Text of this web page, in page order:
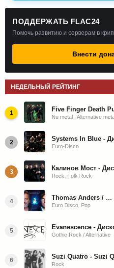
ПОДДЕРЖАТЬ FLAC24
Помочь развитию и серверам в
Внести
НЕДЕЛЬНЫЙ РЕЙТИНГ
1
Nu metal , Alternative
2 Systems In Blue -
Euro-Disco
3 Калинов Мост -
Rock, Folk Rock
4
Euro Disco, Pop
5 Evanescence -
Gothic Rock / Alternative
6
Rock